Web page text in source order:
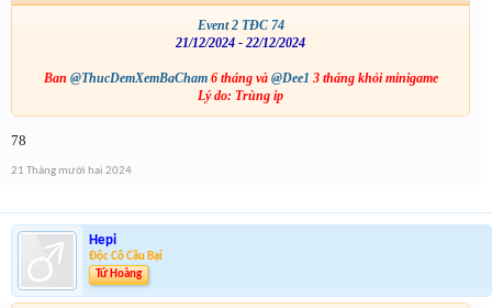
Event 2 TĐC 74
21/12/2024 - 22/12/2024
Ban @ThucDemXemBaCham6 tháng và @Dee1 3 tháng khỏi minigame
Lý do: Trùng ip
78
21 Tháng mười hai 2024
Hepi
Độc Cô Cầu Bại
Tứ Hoàng